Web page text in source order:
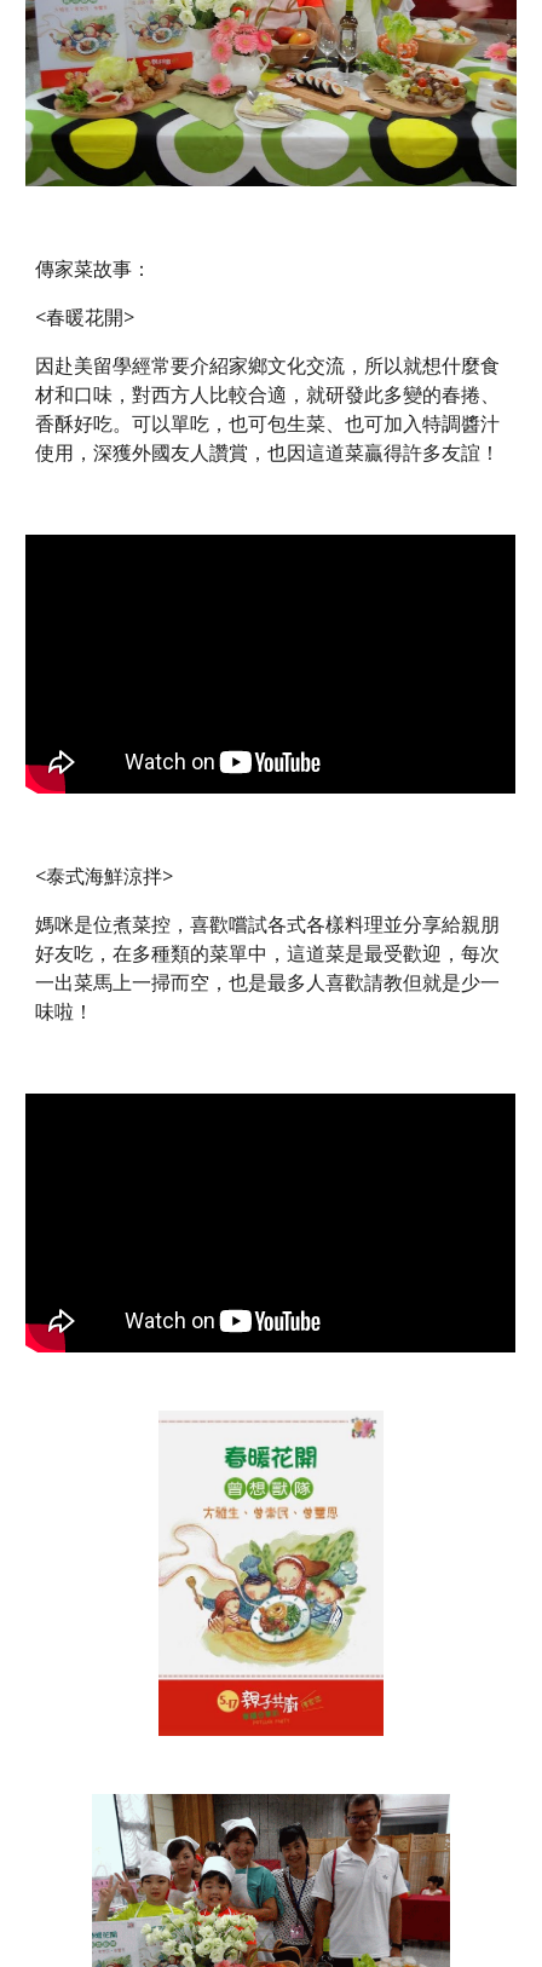
傳家菜故事：
<春暖花開>
因赴美留學經常要介紹家鄉文化交流，所以就想什麼食
材和口味，對西方人比較合適，就研發此多變的春捲、
香酥好吃。可以單吃，也可包生菜、也可加入特調醬汁
使用，深獲外國友人讚賞，也因這道菜贏得許多友誼！
<泰式海鮮涼拌>
媽咪是位煮菜控，喜歡嚐試各式各樣料理並分享給親朋
好友吃，在多種類的菜單中，這道菜是最受歡迎，每次
一出菜馬上一掃而空，也是最多人喜歡請教但就是少一
味啦！